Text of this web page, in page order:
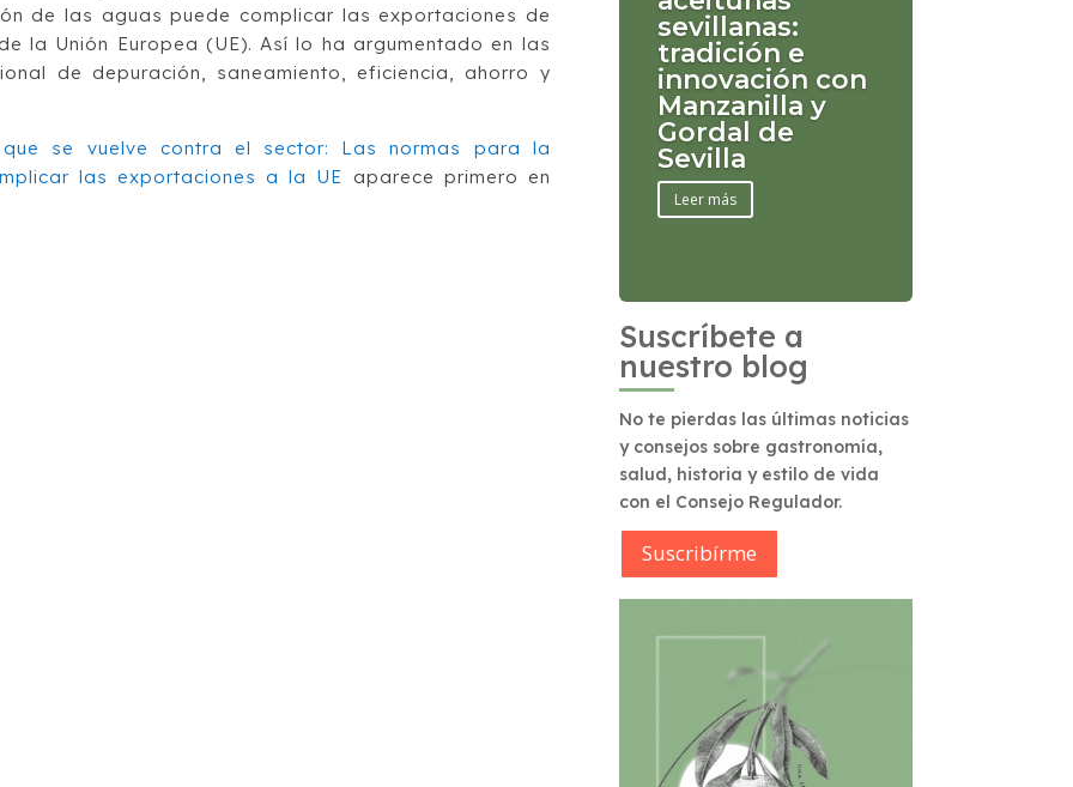
de las aguas puede complicar las exportaciones de
la Unión Europea (UE). Así lo ha argumentado en las
de depuración, saneamiento, eficiencia, ahorro y
se vuelve contra el sector: Las normas para la
las exportaciones a la UE aparece primero en
sevillanas:
tradición e
innovación con
Manzanilla y
Gordal de
Sevilla
Leer más
Suscríbete a
nuestro blog
No te pierdas las últimas noticias
y consejos sobre gastronomía,
salud, historia y estilo de vida
con el Consejo Regulador.
Suscribírme